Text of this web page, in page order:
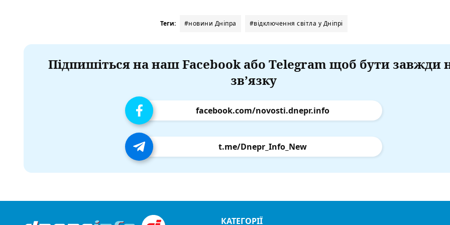
Теги: #новини Дніпра #відключення світла у Дніпрі
Підпишіться на наш Facebook або Telegram щоб бути завжди
зв’язку
facebook.com/novosti.dnepr.info
t.me/Dnepr_Info_New
КАТЕГОРІЇ